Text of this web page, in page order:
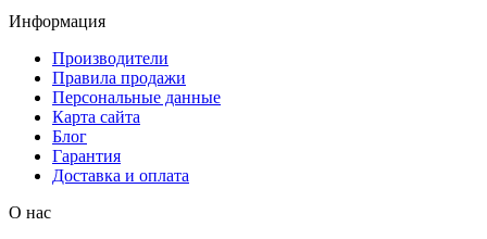
Информация
Производители
Правила продажи
Персональные данные
Карта сайта
Блог
Гарантия
Доставка и оплата
О нас